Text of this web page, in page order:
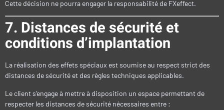
Cette décision ne pourra engager la responsabilité de FXeffect.
7. Distances de sécurité et
conditions d’implantation
La réalisation des effets spéciaux est soumise au respect strict des
distances de sécurité et des règles techniques applicables.
Le client s’engage à mettre à disposition un espace permettant de
respecter les distances de sécurité nécessaires entre :